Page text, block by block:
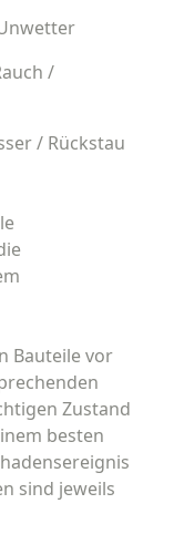
/ Rückstau
Bauteile vor
Zustand
besten
sind jeweils